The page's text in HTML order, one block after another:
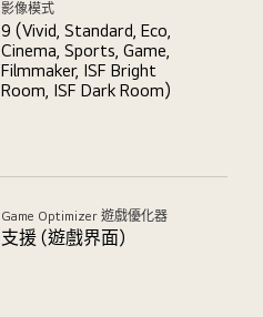
影像模式
9 (Vivid, Standard, Eco,
Cinema, Sports, Game,
Filmmaker, ISF Bright
Room, ISF Dark Room)
Game Optimizer 遊戲優化器
支援 (遊戲界面)